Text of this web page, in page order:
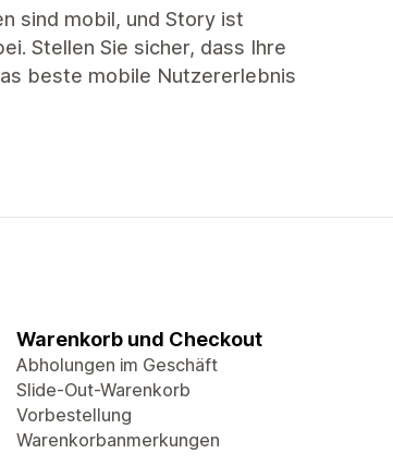
sind mobil, und Story ist
Stellen Sie sicher, dass Ihre
beste mobile Nutzererlebnis
Warenkorb und Checkout
Abholungen im Geschäft
Slide-Out-Warenkorb
Vorbestellung
Warenkorbanmerkungen